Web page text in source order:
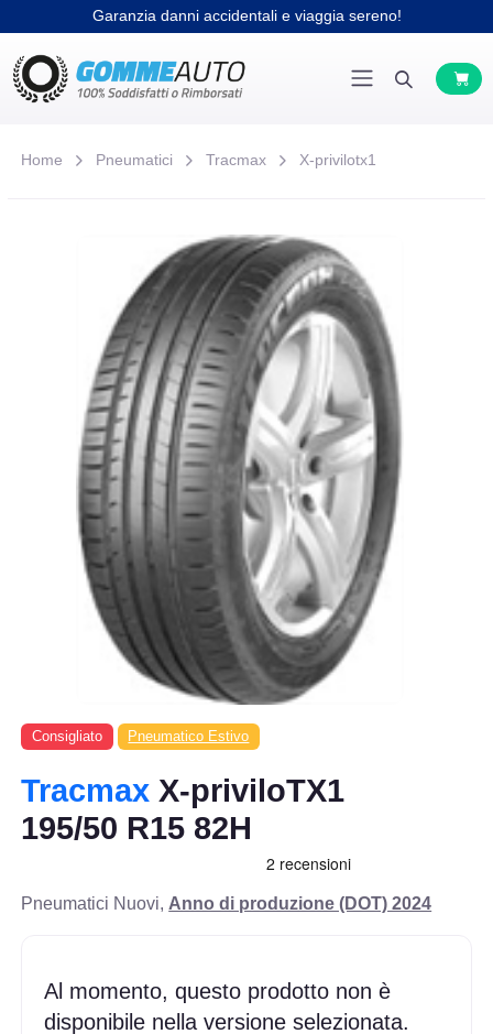
Garanzia danni accidentali e viaggia sereno!
Home Pneumatici Tracmax X-privilotx1
Consigliato Pneumatico Estivo
Tracmax X-priviloTX1
195/50 R15 82H
Pneumatici Nuovi, Anno di produzione (DOT) 2024
Al momento, questo prodotto non è
disponibile nella versione selezionata.